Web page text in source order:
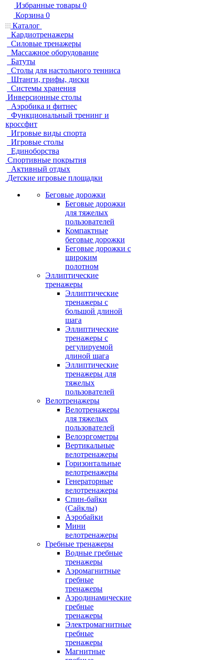
Избранные товары 0
Корзина 0
Каталог
Кардиотренажеры
Силовые тренажеры
Массажное оборудование
Батуты
Столы для настольного тенниса
Штанги, грифы, диски
Системы хранения
Инверсионные столы
Аэробика и фитнес
Функциональный тренинг и
кроссфит
Игровые виды спорта
Игровые столы
Единоборства
Спортивные покрытия
Активный отдых
Детские игровые площадки
Беговые дорожки
Беговые дорожки
для тяжелых
пользователей
Компактные
беговые дорожки
Беговые дорожки с
широким
полотном
Эллиптические
тренажеры
Эллиптические
тренажеры с
большой длиной
шага
Эллиптические
тренажеры с
регулируемой
длиной шага
Эллиптические
тренажеры для
тяжелых
пользователей
Велотренажеры
Велотренажеры
для тяжелых
пользователей
Велоэргометры
Вертикальные
велотренажеры
Горизонтальные
велотренажеры
Генераторные
велотренажеры
Спин-байки
(Сайклы)
Аэробайки
Мини
велотренажеры
Гребные тренажеры
Водные гребные
тренажеры
Аэромагнитные
гребные
тренажеры
Аэродинамические
гребные
тренажеры
Электромагнитные
гребные
тренажеры
Магнитные